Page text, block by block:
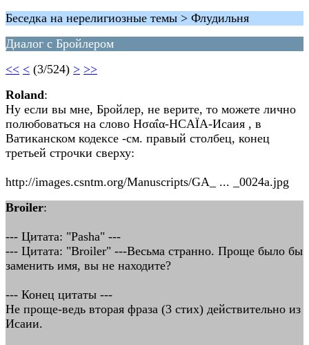
Беседка на нерелигиозные темы > Флудильня
Диалог с Бройлером
<< < (3/524) > >>
Roland:
Ну если вы мне, Бройлер, не верите, то можете лично
полюбоваться на слово Ησαΐα-HCAЇA-Исаия , в
Ватиканском кодексе -см. правый столбец, конец
третьей строчки сверху:
http://images.csntm.org/Manuscripts/GA_ ... _0024a.jpg
Broiler:
--- Цитата: "Pasha" ---
--- Цитата: "Broiler" ---Весьма странно. Проще было бы
заменить имя, вы не находите?
--- Конец цитаты ---
Не проще-ведь вторая фраза (3 стих) действительно из
Исаии.